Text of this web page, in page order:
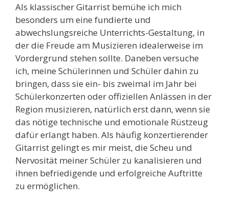
Als klassischer Gitarrist bemühe ich mich
besonders um eine fundierte und
abwechslungsreiche Unterrichts-Gestaltung, in
der die Freude am Musizieren idealerweise im
Vordergrund stehen sollte. Daneben versuche
ich, meine Schülerinnen und Schüler dahin zu
bringen, dass sie ein- bis zweimal im Jahr bei
Schülerkonzerten oder offiziellen Anlässen in der
Region musizieren, natürlich erst dann, wenn sie
das nötige technische und emotionale Rüstzeug
dafür erlangt haben. Als häufig konzertierender
Gitarrist gelingt es mir meist, die Scheu und
Nervosität meiner Schüler zu kanalisieren und
ihnen befriedigende und erfolgreiche Auftritte
zu ermöglichen.